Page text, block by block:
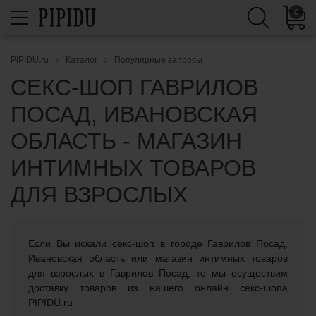
0
PIPIDU.ru Каталог Популярные запросы
СЕКС-ШОП ГАВРИЛОВ
ПОСАД, ИВАНОВСКАЯ
ОБЛАСТЬ - МАГАЗИН
ИНТИМНЫХ ТОВАРОВ
ДЛЯ ВЗРОСЛЫХ
Если Вы искали cекс-шоп в городе Гаврилов Посад,
Ивановская область или магазин интимных товаров
для взрослых в Гаврилов Посад, то мы осуществим
доставку товаров из нашего онлайн секс-шопа
PIPIDU.ru